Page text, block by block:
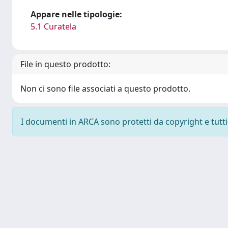
Appare nelle tipologie:
5.1 Curatela
File in questo prodotto:
Non ci sono file associati a questo prodotto.
I documenti in ARCA sono protetti da copyright e